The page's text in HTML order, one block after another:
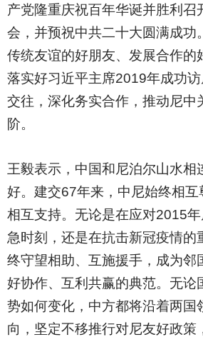
产党隆重庆祝百年华诞并胜利召
会，并预祝中共二十大圆满成功
传统友谊的好朋友、发展合作的
落实好习近平主席2019年成功
交往，深化务实合作，推动尼中
阶。
王毅表示，中国和尼泊尔山水相
好。建交67年来，中尼始终相互
相互支持。无论是在应对2015
急时刻，还是在抗击新冠疫情的
终守望相助、互施援手，成为邻
好协作、互利共赢的典范。无论
势如何变化，中方都将沿着两国
向，坚定不移推行对尼友好政策